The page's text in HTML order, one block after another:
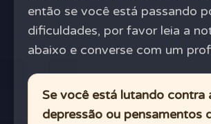
então se você está passando
dificuldades, por favor leia a
abaixo e converse com um
Se você está lutando contra
depressão ou pensamentos